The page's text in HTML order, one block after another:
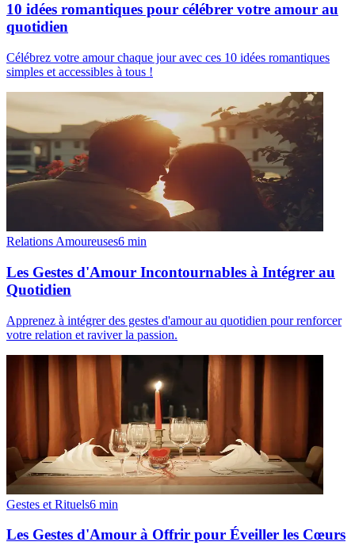
10 idées romantiques pour célébrer votre amour au
quotidien
Célébrez votre amour chaque jour avec ces 10 idées romantiques
simples et accessibles à tous !
Relations Amoureuses6 min
Les Gestes d'Amour Incontournables à Intégrer au
Quotidien
Apprenez à intégrer des gestes d'amour au quotidien pour renforcer
votre relation et raviver la passion.
Gestes et Rituels6 min
Les Gestes d'Amour à Offrir pour Éveiller les Cœurs